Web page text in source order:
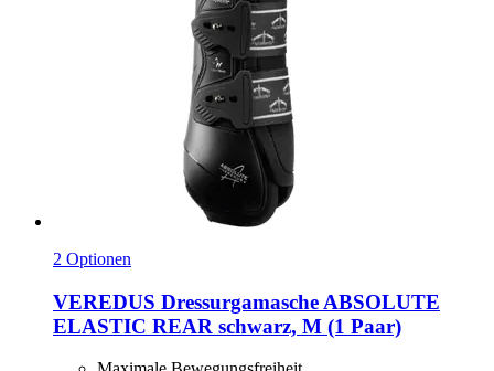
2 Optionen
VEREDUS Dressurgamasche ABSOLUTE
ELASTIC REAR schwarz, M (1 Paar)